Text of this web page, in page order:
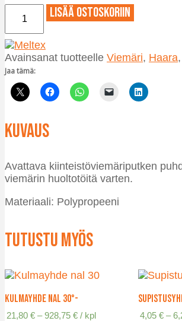
Puhdistusyhde
määrä
Lisää ostoskoriin
Avainsanat tuotteelle Viemäri, Haara,
Jaa tämä:
Kuvaus
Avattava kiinteistöviemäriputken
viemärin huoltotöitä varten.
Materiaali: Polypropeeni
Tutustu myös
Kulmayhde NAL 30°-
21,80€ – 928,75€Hintaluokka:
/ kpl
4,05 € –